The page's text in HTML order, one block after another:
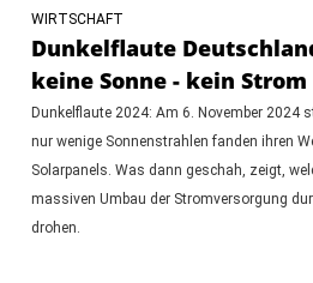
WIRTSCHAFT
Dunkelflaute
keine Sonne - kein Strom
Dunkelflaute 2024: Am 6. November 2024
nur wenige Sonnenstrahlen fanden ihren
Solarpanels. Was dann geschah, zeigt,
massiven Umbau der Stromversorgung
drohen.